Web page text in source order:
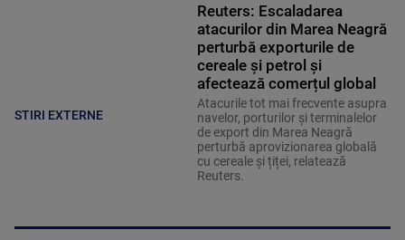
STIRI EXTERNE
Reuters: Escaladarea
atacurilor din Marea Neagră
perturbă exporturile de
cereale și petrol și
afectează comerțul global
Atacurile tot mai frecvente asupra
navelor, porturilor și terminalelor
de export din Marea Neagră
perturbă aprovizionarea globală
cu cereale și țiței, relatează
Reuters.